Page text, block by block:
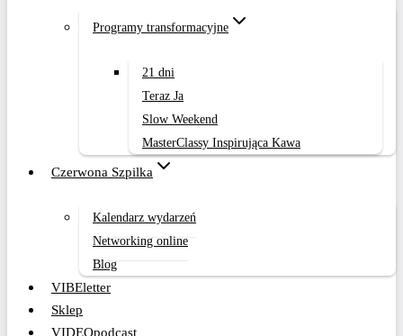
Programy transformacyjne
21 dni
Teraz Ja
Slow Weekend
MasterClassy Inspirująca Kawa
Czerwona Szpilka
Kalendarz wydarzeń
Networking online
Blog
VIBEletter
Sklep
VIDEOpodcast